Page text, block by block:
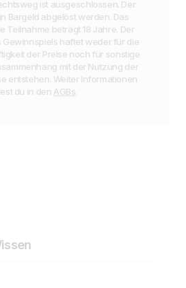
ist ausgeschlossen. Der
Bargeld abgelöst werden. Das
Teilnahme beträgt 18 Jahre. Der
Gewinnspiels haftet weder für die
der Preise noch für sonstige
mit der Nutzung der
entstehen. Weiter Informationen
du in den AGBs